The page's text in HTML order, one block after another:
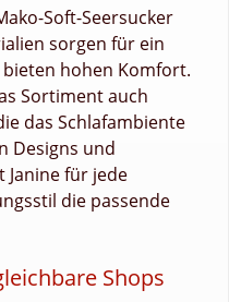
Soft-Seersucker
sorgen für ein
hohen Komfort.
Sortiment auch
das Schlafambiente
Designs und
Janine für jede
die passende
Shops